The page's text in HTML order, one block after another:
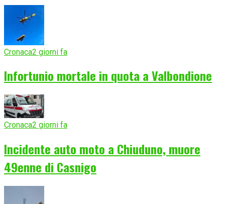
Cronaca2 giorni fa
Infortunio mortale in quota a Valbondione
Cronaca2 giorni fa
Incidente auto moto a Chiuduno, muore
49enne di Casnigo